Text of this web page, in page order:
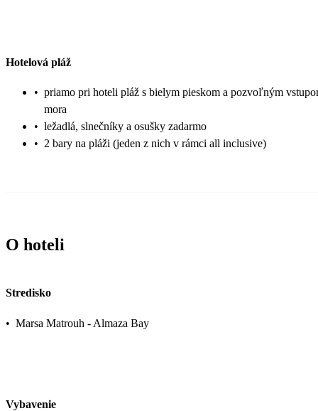
Hotelová pláž
• priamo pri hoteli pláž s bielym pieskom a pozvoľným
mora
• ležadlá, slnečníky a osušky zadarmo
• 2 bary na pláži (jeden z nich v rámci all inclusive)
O hoteli
Stredisko
• Marsa Matrouh - Almaza Bay
Vybavenie